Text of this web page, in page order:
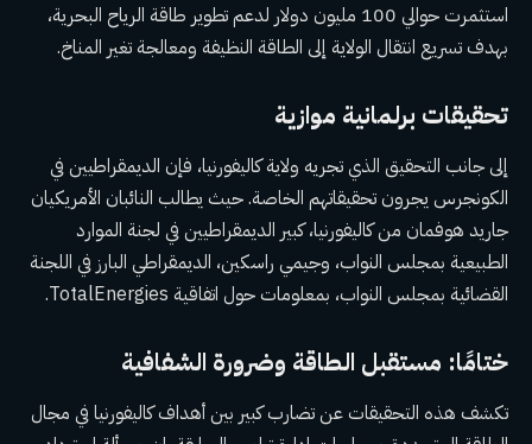
استثمرت حوالي 100 مليون دولار لدعم تطوير طاقة الرياح البحرية،
بهدف تسريع انتقال الولاية إلى الطاقة النظيفة ومعالجة تغير المناخ.
تحقيقات برلمانية موازية
إلى جانب التحقيق الذي تجريه ولاية كاليفورنيا، فإن الديمقراطيين في
الكونجرس يجرون تحقيقاتهم الخاصة. حيث يطالب النائبان الأمريكيان
جاريد هوفمان من كاليفورنيا، كبير الديمقراطيين في لجنة الموارد
الطبيعية بمجلس النواب، وجيمي راسكين، الديمقراطي البارز في اللجنة
القضائية بمجلس النواب، بمعلومات حول اتفاقية TotalEnergies.
ختامًا: مستقبل الطاقة وضرورة الشفافية
تكشف هذه التحقيقات عن تضارب كبير بين أهداف كاليفورنيا في مجال